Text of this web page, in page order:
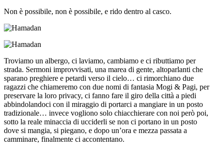
Non è possibile, non è possibile, e rido dentro al casco.
Troviamo un albergo, ci laviamo, cambiamo e ci ributtiamo per
strada. Sermoni improvvisati, una marea di gente, altoparlanti che
sparano preghiere e petardi verso il cielo… ci rimorchiano due
ragazzi che chiameremo con due nomi di fantasia Mogi & Pagi, per
preservare la loro privacy, ci fanno fare il giro della città a piedi
abbindolandoci con il miraggio di portarci a mangiare in un posto
tradizionale… invece vogliono solo chiacchierare con noi però poi,
sotto la reale minaccia di ucciderli se non ci portano in un posto
dove si mangia, si piegano, e dopo un’ora e mezza passata a
camminare, finalmente ci accontentano.